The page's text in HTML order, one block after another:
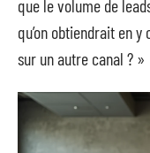
que le volume de
qu’on obtiendrait en
sur un autre canal ? »